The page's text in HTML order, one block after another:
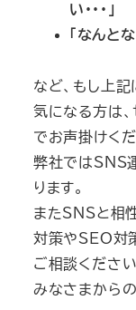
い・・・」
「なんと
など、もし上
気になる方は、
でお声掛けくだ
弊社ではSNS
ります。
またSNSと相
対策やSEO対
ご相談ください
みなさまから